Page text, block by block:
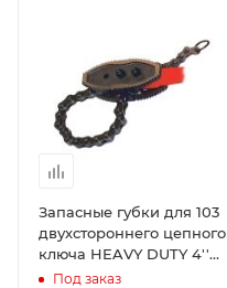
Запасные губки для 103
двухстороннего цепного
ключа HEAVY DUTY 4''
SUPER-EGO 103321100
Под заказ